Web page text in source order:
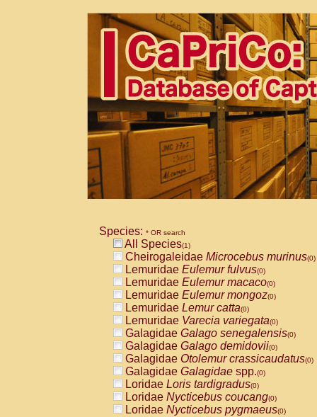
Species: * OR search
All Species(1)
Cheirogaleidae Microcebus murinus(0)
Lemuridae Eulemur fulvus(0)
Lemuridae Eulemur macaco(0)
Lemuridae Eulemur mongoz(0)
Lemuridae Lemur catta(0)
Lemuridae Varecia variegata(0)
Galagidae Galago senegalensis(0)
Galagidae Galago demidovii(0)
Galagidae Otolemur crassicaudatus(0)
Galagidae Galagidae spp.(0)
Loridae Loris tardigradus(0)
Loridae Nycticebus coucang(0)
Loridae Nycticebus pygmaeus(0)